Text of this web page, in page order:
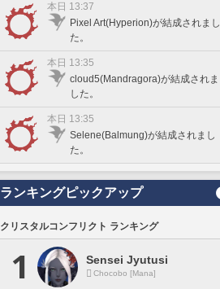
本日 13:37
Pixel Art(Hyperion)が結成されまし
た。
本日 13:35
cloud5(Mandragora)が結成されま
した。
本日 13:35
Selene(Balmung)が結成されまし
た。
ランキングピックアップ
クリスタルコンフリクト ランキング
1 Sensei Jyutusi
Chocobo [Mana]